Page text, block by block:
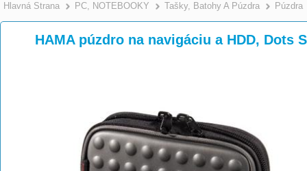
Hlavná Strana >
PC, NOTEBOOKY >
Tašky, Batohy A Púzdra Púzdra
HAMA púzdro na navigáciu a HDD, Dots